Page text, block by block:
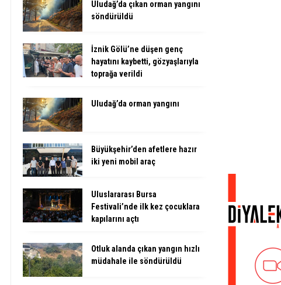
Uludağ’da çıkan orman yangını
söndürüldü
İznik Gölü’ne düşen genç
hayatını kaybetti, gözyaşlarıyla
toprağa verildi
Uludağ’da orman yangını
Büyükşehir’den afetlere hazır
iki yeni mobil araç
Uluslararası Bursa
Festivali’nde ilk kez çocuklara
kapılarını açtı
Otluk alanda çıkan yangın hızlı
müdahale ile söndürüldü